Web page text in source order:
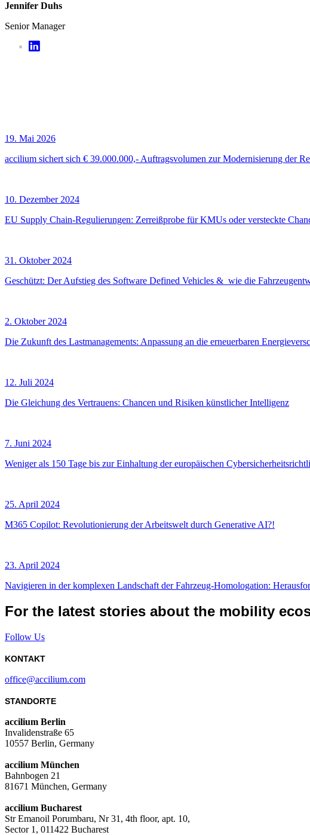
Jennifer Duhs
Senior Manager
19. Mai 2026
accilium sichert sich € 39.000.000,- Auftragsvolumen zur Modernisierung der
10. Dezember 2024
EU Supply Chain-Regulierungen: Zerreißprobe für KMUs oder versteckte
31. Oktober 2024
Geschützt: Der Aufstieg des Software Defined Vehicles & wie die
2. Oktober 2024
Die Zukunft des Lastmanagements: Anpassung an die erneuerbaren
12. Juli 2024
Die Gleichung des Vertrauens: Chancen und Risiken künstlicher Intelligenz
7. Juni 2024
Weniger als 150 Tage bis zur Einhaltung der europäischen
25. April 2024
M365 Copilot: Revolutionierung der Arbeitswelt durch Generative AI?!
23. April 2024
Navigieren in der komplexen Landschaft der Fahrzeug-Homologation:
For the latest stories about the mobility
Follow Us
KONTAKT
office@accilium.com
STANDORTE
accilium Berlin
Invalidenstraße 65
10557 Berlin, Germany
accilium München
Bahnbogen 21
81671 München, Germany
accilium Bucharest
Str Emanoil Porumbaru, Nr 31, 4th floor, apt. 10,
Sector 1, 011422 Bucharest